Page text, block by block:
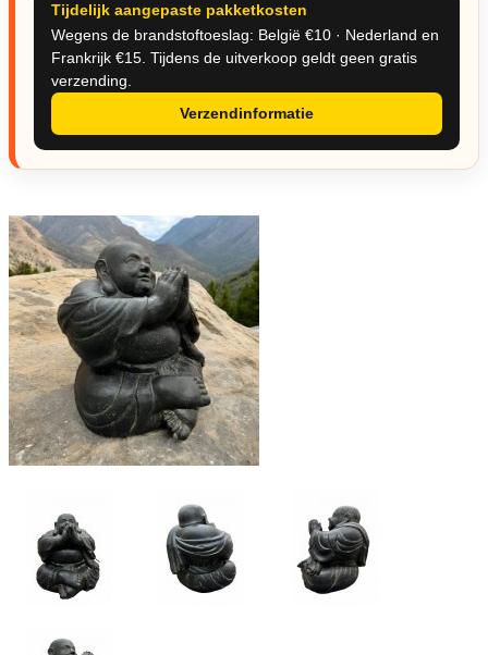
Tijdelijk aangepaste pakketkosten
Wegens de brandstoftoeslag: België €10 · Nederland en
Frankrijk €15. Tijdens de uitverkoop geldt geen gratis
verzending.
Verzendinformatie